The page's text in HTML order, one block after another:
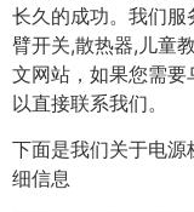
长久的成功。我们
臂开关,散热器,儿童
文网站，如果您需要
以直接联系我们。
下面是我们关于电源
细信息